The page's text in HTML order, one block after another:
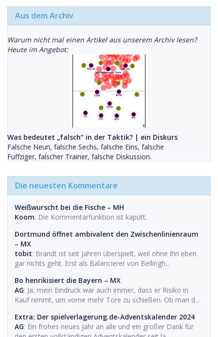
Aus dem Archiv
Warum nicht mal einen Artikel aus unserem Archiv lesen?
Heute im Angebot:
Was bedeutet „falsch“ in der Taktik? | ein Diskurs
Falsche Neun, falsche Sechs, falsche Eins, falsche
Fuffziger, falscher Trainer, falsche Diskussion.
Die neuesten Kommentare
Weißwurscht bei die Fische – MH
Koom: Die Kommentarfunktion ist kaputt.
Dortmund öffnet ambivalent den Zwischenlinienraum
– MX
tobit: Brandt ist seit Jahren überspielt, weil ohne ihn eben
gar nichts geht. Erst als Balancierer von Bellingh...
Bo henrikisiert die Bayern – MX
AG: Ja, mein Eindruck war auch immer, dass er Risiko in
Kauf nimmt, um vorne mehr Tore zu schießen. Ob man d...
Extra: Der spielverlagerung.de-Adventskalender 2024
AG: Ein frohes neues Jahr an alle und ein großer Dank für